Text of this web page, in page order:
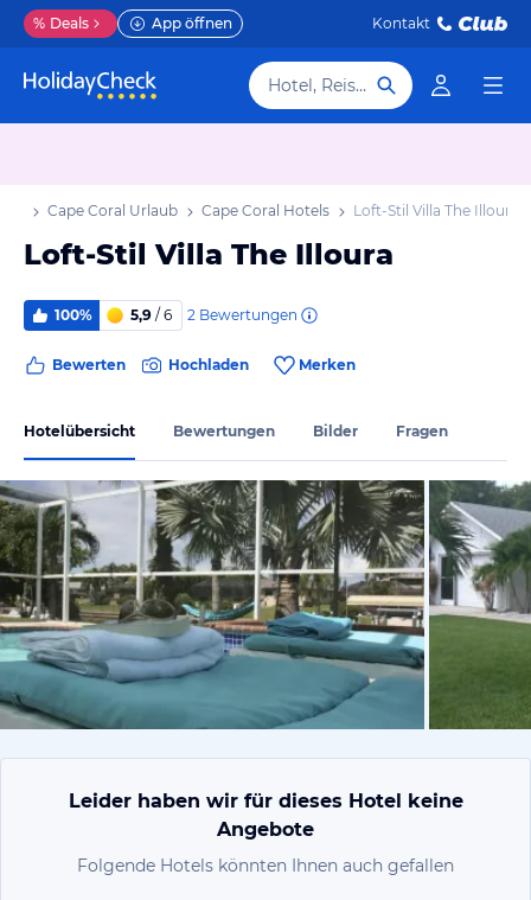
% Deals App öffnen Kontakt
Hotel, Reiseziel
Cape Coral Urlaub Cape Coral Hotels Loft-Stil Villa The Illoura
Loft-Stil Villa The Illoura
100% 5,9 / 6 2 Bewertungen
Bewerten Hochladen Merken
Hotelübersicht Bewertungen Bilder Fragen
vom
Leider haben wir für dieses Hotel keine
Angebote
Folgende Hotels könnten Ihnen auch gefallen